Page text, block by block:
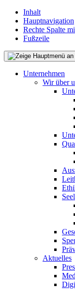
Inhalt
Hauptnavigation
Rechte Spalte
Fußzeile
Unternehmen
Wir über
Aktuelles